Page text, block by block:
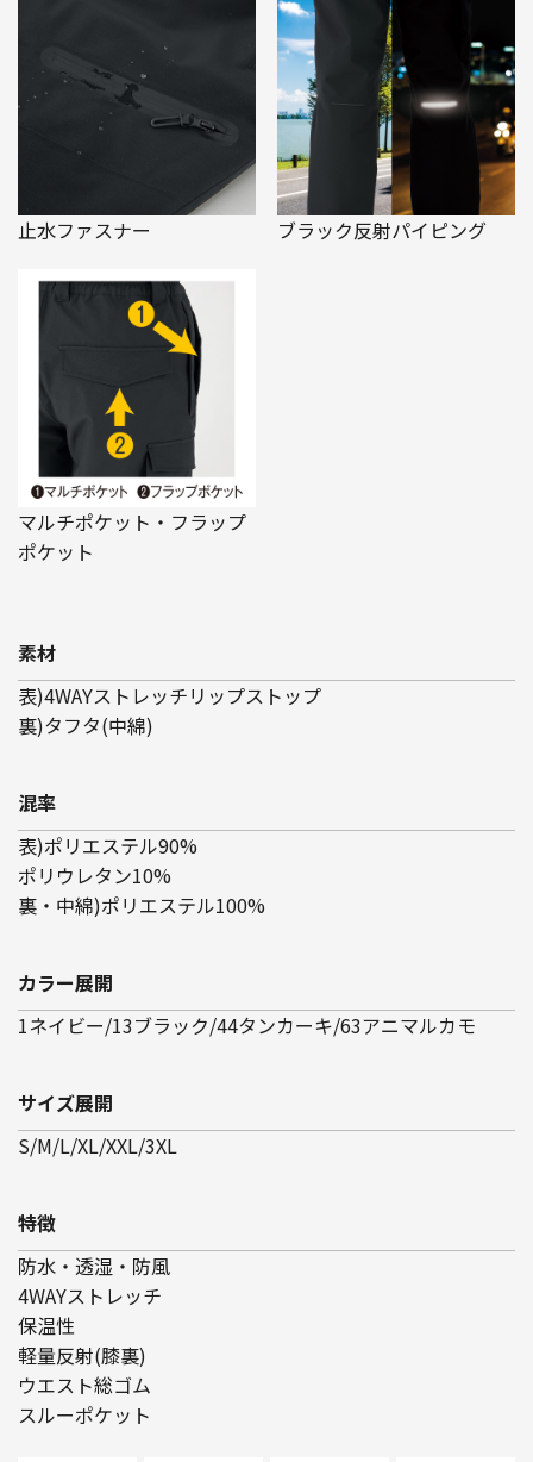
止水ファスナー ブラック反射パイピング
マルチポケット・フラップ
ポケット
素材
表)4WAYストレッチリップストップ
裏)タフタ(中綿)
混率
表)ポリエステル90%
ポリウレタン10%
裏・中綿)ポリエステル100%
カラー展開
1ネイビー/13ブラック/44タンカーキ/63アニマルカモ
サイズ展開
S/M/L/XL/XXL/3XL
特徴
防水・透湿・防風
4WAYストレッチ
保温性
軽量反射(膝裏)
ウエスト総ゴム
スルーポケット